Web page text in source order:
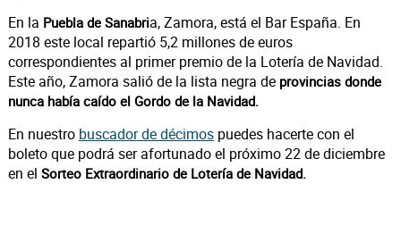
En la Puebla de Sanabria, Zamora, está el Bar España. En
2018 este local repartió 5,2 millones de euros
correspondientes al primer premio de la Lotería de Navidad.
Este año, Zamora salió de la lista negra de provincias donde
nunca había caído el Gordo de la Navidad.
En nuestro buscador de décimospuedes hacerte con el
boleto que podrá ser afortunado el próximo 22 de diciembre
en el Sorteo Extraordinario de Lotería de Navidad.